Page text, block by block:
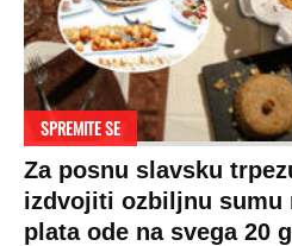
SPREMITE SE
Za posnu slavsku
izdvojiti ozbiljnu sumu
plata ode na svega 20